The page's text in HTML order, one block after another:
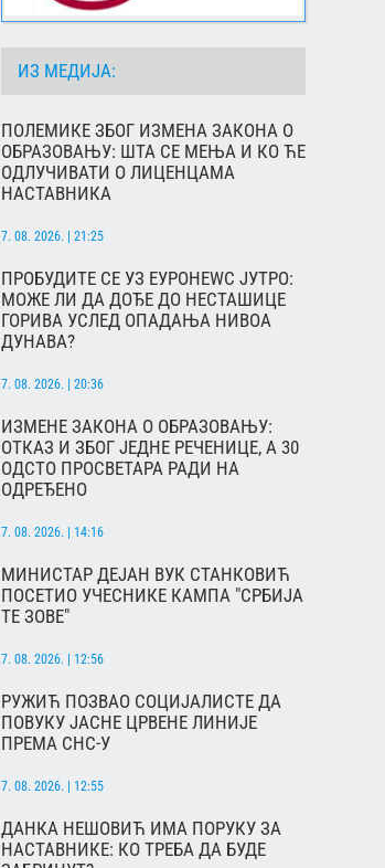
ИЗ МЕДИЈА:
ПОЛЕМИКЕ ЗБОГ ИЗМЕНА ЗАКОНА О
ОБРАЗОВАЊУ: ШТА СЕ МЕЊА И КО ЋЕ
ОДЛУЧИВАТИ О ЛИЦЕНЦАМА
НАСТАВНИКА
7. 08. 2026. | 21:25
ПРОБУДИТЕ СЕ УЗ ЕУРОНЕWС ЈУТРО:
МОЖЕ ЛИ ДА ДОЂЕ ДО НЕСТАШИЦЕ
ГОРИВА УСЛЕД ОПАДАЊА НИВОА
ДУНАВА?
7. 08. 2026. | 20:36
ИЗМЕНЕ ЗАКОНА О ОБРАЗОВАЊУ:
ОТКАЗ И ЗБОГ ЈЕДНЕ РЕЧЕНИЦЕ, А 30
ОДСТО ПРОСВЕТАРА РАДИ НА
ОДРЕЂЕНО
7. 08. 2026. | 14:16
МИНИСТАР ДЕЈАН ВУК СТАНКОВИЋ
ПОСЕТИО УЧЕСНИКЕ КАМПА "СРБИЈА
ТЕ ЗОВЕ"
7. 08. 2026. | 12:56
РУЖИЋ ПОЗВАО СОЦИЈАЛИСТЕ ДА
ПОВУКУ ЈАСНЕ ЦРВЕНЕ ЛИНИЈЕ
ПРЕМА СНС-У
7. 08. 2026. | 12:55
ДАНКА НЕШОВИЋ ИМА ПОРУКУ ЗА
НАСТАВНИКЕ: КО ТРЕБА ДА БУДЕ